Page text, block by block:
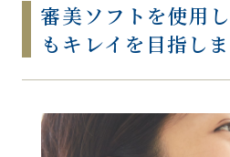
審美ソフトを使用し
もキレイを目指し